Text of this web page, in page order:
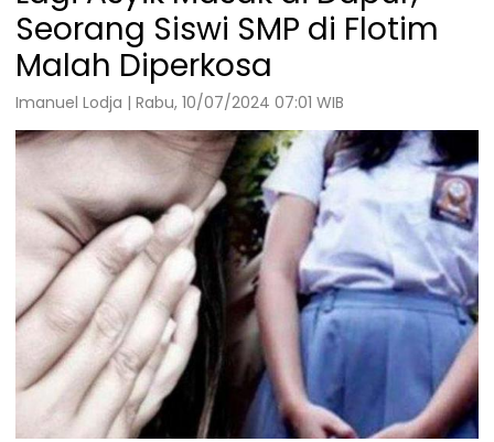
Seorang Siswi SMP di Flotim
Malah Diperkosa
Imanuel Lodja | Rabu, 10/07/2024 07:01 WIB